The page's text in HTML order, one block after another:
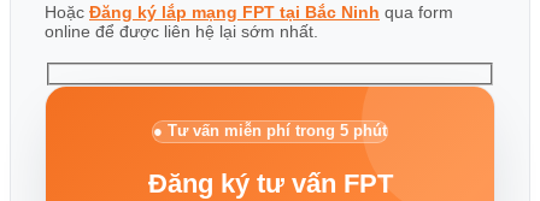
Hoặc Đăng ký lắp mạng FPT tại Bắc Ninh qua form
online để được liên hệ lại sớm nhất.
● Tư vấn miễn phí trong 5 phút
Đăng ký tư vấn FPT